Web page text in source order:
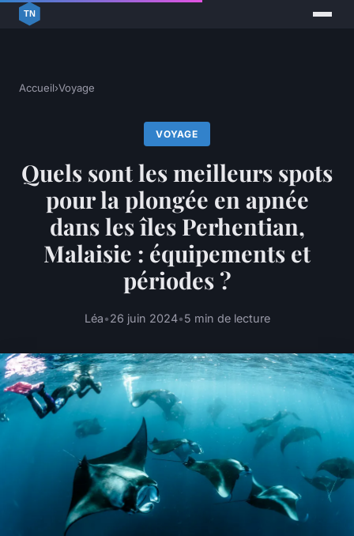
Accueil›Voyage
VOYAGE
Quels sont les meilleurs spots
pour la plongée en apnée
dans les îles Perhentian,
Malaisie : équipements et
périodes ?
Léa•26 juin 2024•5 min de lecture